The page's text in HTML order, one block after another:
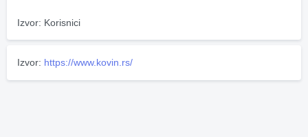
Izvor: Korisnici
Izvor: https://www.kovin.rs/